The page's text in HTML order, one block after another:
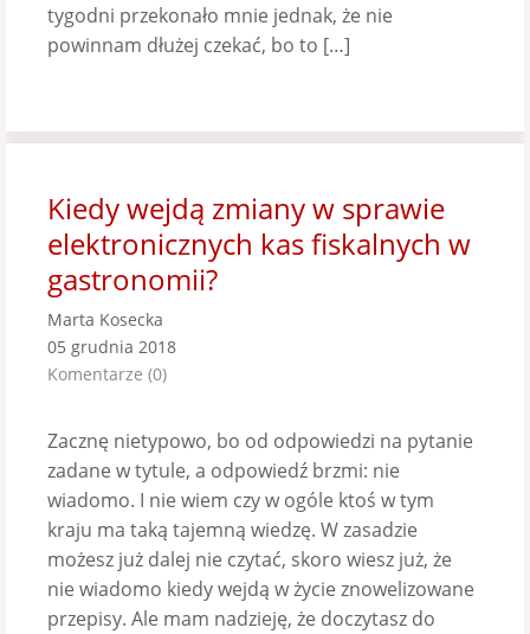
tygodni przekonało mnie jednak, że nie
powinnam dłużej czekać, bo to […]
Kiedy wejdą zmiany w sprawie
elektronicznych kas fiskalnych w
gastronomii?
Marta Kosecka
05 grudnia 2018
Komentarze (0)
Zacznę nietypowo, bo od odpowiedzi na pytanie
zadane w tytule, a odpowiedź brzmi: nie
wiadomo. I nie wiem czy w ogóle ktoś w tym
kraju ma taką tajemną wiedzę. W zasadzie
możesz już dalej nie czytać, skoro wiesz już, że
nie wiadomo kiedy wejdą w życie znowelizowane
przepisy. Ale mam nadzieję, że doczytasz do